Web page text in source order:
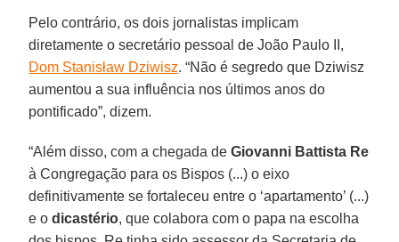
Pelo contrário, os dois jornalistas implicam
diretamente o secretário pessoal de João Paulo II,
Dom Stanisław Dziwisz. “Não é segredo que Dziwisz
aumentou a sua influência nos últimos anos do
pontificado”, dizem.
“Além disso, com a chegada deGiovanni Battista Re
à Congregação para os Bispos (...) o eixo
definitivamente se fortaleceu entre o ‘apartamento’ (...)
e odicastério, que colabora com o papa na escolha